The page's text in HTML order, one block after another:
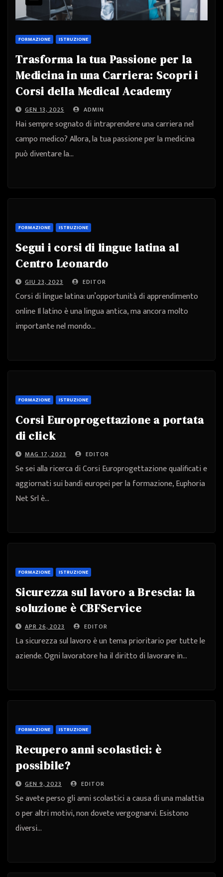
FORMAZIONE ISTRUZIONE
Trasforma la tua Passione per la
Medicina in una Carriera: Scopri i
Corsi della Medical Academy
GEN 13, 2025 ADMIN
Hai sempre sognato di intraprendere una carriera nel
campo medico? Allora, la tua passione per la medicina
può diventare la…
FORMAZIONE ISTRUZIONE
Segui i corsi di lingue latina al
Centro Leonardo
GIU 23, 2023 EDITOR
Corsi di lingue latina: un’opportunità di apprendimento
online Il latino è una lingua antica, ma ancora molto
importante nel mondo…
FORMAZIONE ISTRUZIONE
Corsi Europrogettazione a portata
di click
MAG 17, 2023 EDITOR
Se sei alla ricerca di Corsi Europrogettazione qualificati e
aggiornati sui bandi europei per la formazione, Euphoria
Net Srl è…
FORMAZIONE ISTRUZIONE
Sicurezza sul lavoro a Brescia: la
soluzione è CBFService
APR 26, 2023 EDITOR
La sicurezza sul lavoro è un tema prioritario per tutte le
aziende. Ogni lavoratore ha il diritto di lavorare in…
FORMAZIONE ISTRUZIONE
Recupero anni scolastici: è
possibile?
GEN 9, 2023 EDITOR
Se avete perso gli anni scolastici a causa di una malattia
o per altri motivi, non dovete vergognarvi. Esistono
diversi…